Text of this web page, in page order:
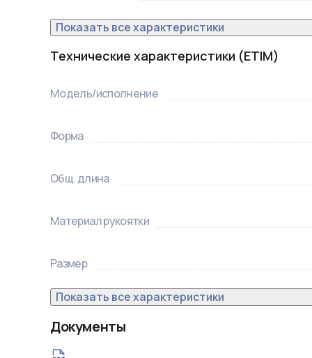
Показать все характеристики
Технические характеристики (ETIM)
Модель/исполнение
Форма
Общ. длина
Материал рукоятки
Размер
Показать все характеристики
Документы